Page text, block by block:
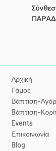
Αρχική
Γάμος
Βάπτιση-
Bάπτιση-
Events
Επικοινωνία
Blog